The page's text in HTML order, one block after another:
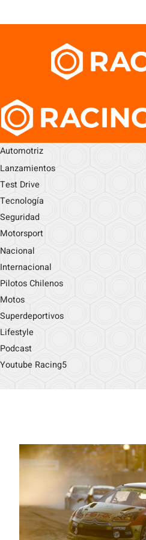
Automotriz
Lanzamientos
Test Drive
Tecnología
Seguridad
Motorsport
Nacional
Internacional
Pilotos Chilenos
Motos
Superdeportivos
Lifestyle
Podcast
Youtube Racing5